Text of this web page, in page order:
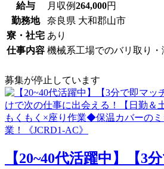
給与 月収例264,000円
勤務地
奈良県 大和郡山市
寮・社宅 あり
仕事内容 機械系工場でのバリ取り・
募集が停止しています
【20~40代活躍中】【3